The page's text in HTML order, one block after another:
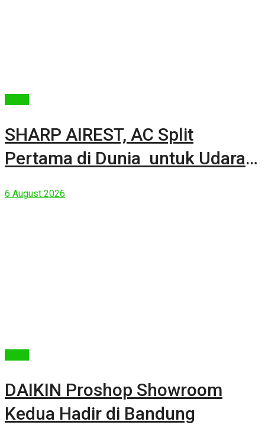
SHARP AIREST, AC Split
Pertama di Dunia untuk Udara
6 August 2026
DAIKIN Proshop Showroom
Kedua Hadir di Bandung